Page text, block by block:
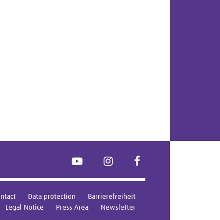
YouTube Instagram
Data protection
Barrierefreiheit
Legal Notice
Press Area Newsletter